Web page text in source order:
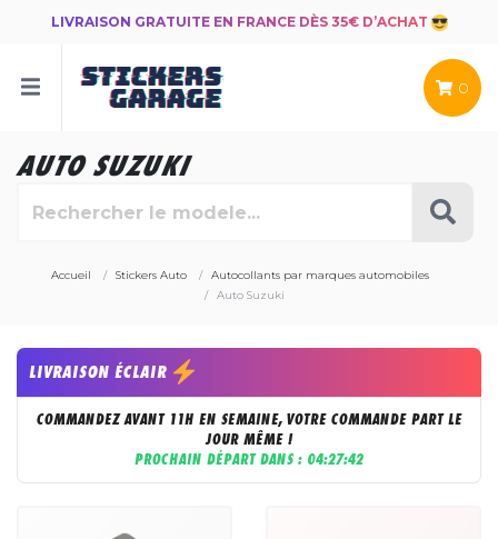
LIVRAISON GRATUITE EN FRANCE DÈS 35€ D’ACHAT
0
AUTO SUZUKI
Accueil Stickers Auto
Autocollants par marques automobiles
Auto Suzuki
LIVRAISON ÉCLAIR
COMMANDEZ AVANT 11H EN SEMAINE, VOTRE COMMANDE PART LE
JOUR MÊME !
PROCHAIN DÉPART DANS : 04:27:42